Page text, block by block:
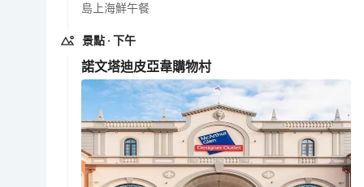
島上海鮮午餐
景點 · 下午
諾文塔迪皮亞韋購物村